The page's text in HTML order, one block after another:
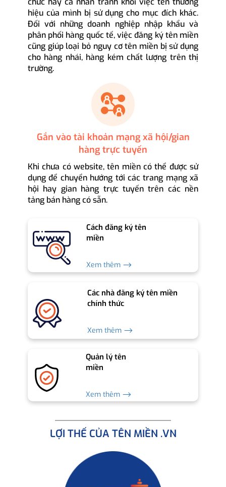
hiệu của mình bị sử dụng cho mục đích khác.
Đối với những doanh nghiệp nhập khẩu và
phân phối hàng quốc tế, việc đăng ký tên miền
cũng giúp loại bỏ nguy cơ tên miền bị sử dụng
cho hàng nhái, hàng kém chất lượng trên thị
trường.
Gắn vào tài khoản mạng xã hội/gian
hàng trực tuyến
Khi chưa có website, tên miền có thể được sử
dụng để chuyển hướng tới các trang mạng xã
hội hay gian hàng trực tuyến trên các nền
tảng bán hàng có sẵn.
Cách đăng ký tên
miền
Xem thêm ⟶
Các nhà đăng ký tên miền
chính thức
Xem thêm ⟶
Quản lý tên
miền
Xem thêm ⟶
LỢI THẾ CỦA TÊN MIỀN .VN